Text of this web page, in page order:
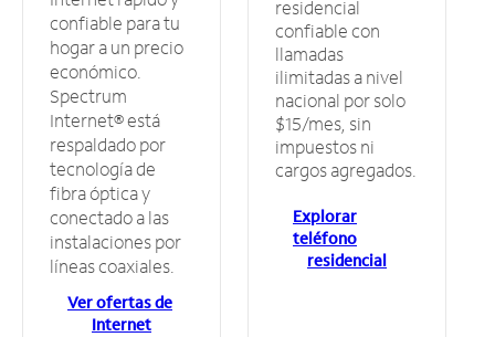
confiable para tu
hogar a un precio
económico.
Spectrum
Internet® está
respaldado por
tecnología de
fibra óptica y
conectado a las
instalaciones por
líneas coaxiales.
Ver ofertas de
Internet
residencial
confiable con
llamadas
ilimitadas a nivel
nacional por solo
$15/mes, sin
impuestos ni
cargos agregados.
Explorar
teléfono
residencial